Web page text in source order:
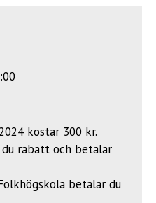
kostar 300 kr.
rabatt och betalar
betalar du